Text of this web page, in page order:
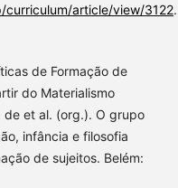
article/view/3122.
de Formação de
do Materialismo
de et al. (org.). O grupo
infância e filosofia
de sujeitos. Belém: